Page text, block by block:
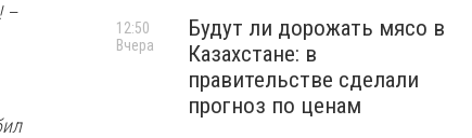
–
Будут ли дорожать мясо в
Казахстане: в
правительстве сделали
прогноз по ценам
12:50
Вчера